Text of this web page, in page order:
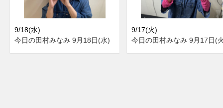
9/18(水)
今日の田村みなみ 9月18日(水)
9/17(火)
今日の田村みなみ 9月17日(